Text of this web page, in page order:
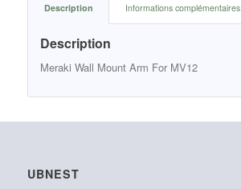
Description Informations complémentaires
Description
Meraki Wall Mount Arm For MV12
UBNEST